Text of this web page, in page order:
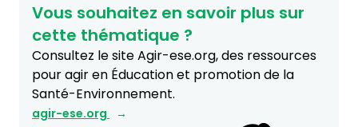
Vous souhaitez en savoir plus sur
cette thématique ?
Consultez le site Agir-ese.org, des ressources
pour agir en Éducation et promotion de la
Santé-Environnement.
agir-ese.org